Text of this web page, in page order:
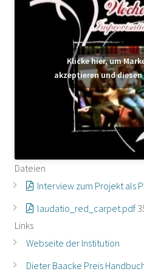
Klicke hier, um
akzeptieren und
Dateien
Interview zum Projekt als
laudatio_red_carpet.pdf
Links
Webseite der Institution
Dieter Baacke Preis